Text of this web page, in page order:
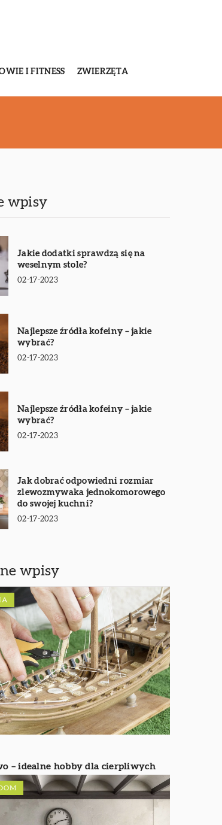
I FITNESS ZWIERZĘTA
wpisy
Jakie dodatki sprawdzą się na
weselnym stole?
02-17-2023
Najlepsze źródła kofeiny – jakie
wybrać?
02-17-2023
Najlepsze źródła kofeiny – jakie
wybrać?
02-17-2023
Jak dobrać odpowiedni rozmiar
zlewozmywaka jednokomorowego
do swojej kuchni?
02-17-2023
wpisy
– idealne hobby dla cierpliwych